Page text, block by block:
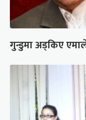
गुन्डुमा अड्किए